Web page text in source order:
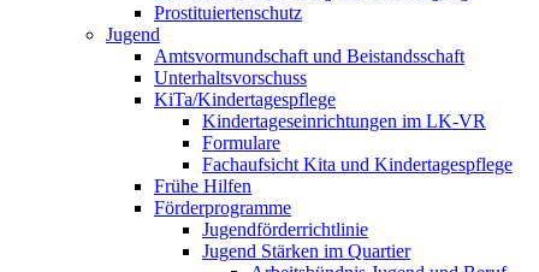
Prostituiertenschutz
Jugend
Amtsvormundschaft und Beistandsschaft
Unterhaltsvorschuss
KiTa/Kindertagespflege
Kindertages­einrichtungen im LK-VR
Formulare
Fachaufsicht Kita und Kindertagespflege
Frühe Hilfen
Förderprogramme
Jugendförderrichtlinie
Jugend Stärken im Quartier